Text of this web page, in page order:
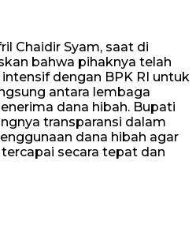
Chaidir Syam, saat di
bahwa pihaknya telah
dengan BPK RI untuk
antara lembaga
dana hibah. Bupati
transparansi dalam
dana hibah agar
secara tepat dan